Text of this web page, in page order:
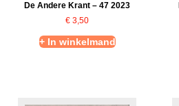
De Andere Krant – 47 2023
€ 3,50
+ In winkelmand